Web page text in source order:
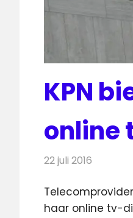
KPN
online
22 juli 2016
haar online tv-